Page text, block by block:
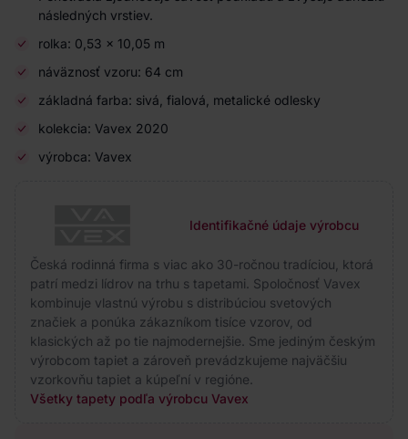
následných vrstiev.
rolka: 0,53 × 10,05 m
náväznosť vzoru: 64 cm
základná farba: sivá, fialová, metalické odlesky
kolekcia: Vavex 2020
výrobca: Vavex
Identifikačné údaje výrobcu
Česká rodinná firma s viac ako 30-ročnou tradíciou, ktorá
patrí medzi lídrov na trhu s tapetami. Spoločnosť Vavex
kombinuje vlastnú výrobu s distribúciou svetových
značiek a ponúka zákazníkom tisíce vzorov, od
klasických až po tie najmodernejšie. Sme jediným českým
výrobcom tapiet a zároveň prevádzkujeme najväčšiu
vzorkovňu tapiet a kúpeľní v regióne.
Všetky tapety podľa výrobcu Vavex